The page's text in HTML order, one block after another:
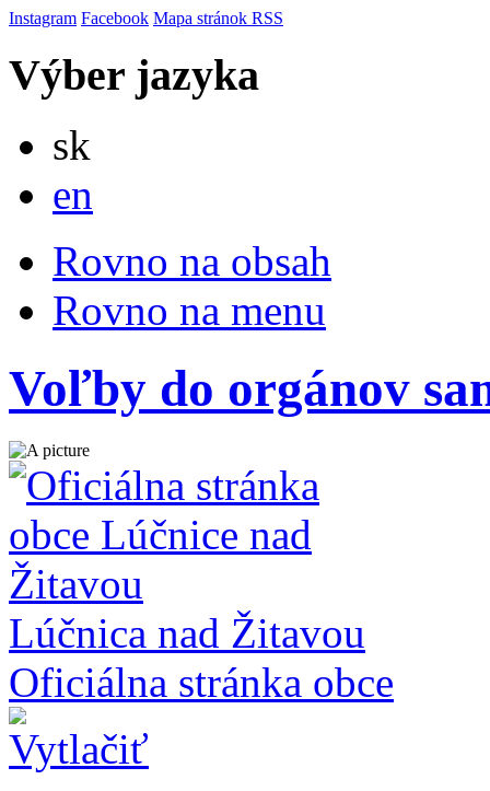
Instagram Facebook Mapa stránok RSS
Výber jazyka
sk
en
Rovno na obsah
Rovno na menu
Voľby do orgánov
Lúčnica nad Žitavou
Oficiálna stránka obce